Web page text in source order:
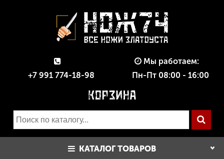
+7 991 774-18-98
Мы работаем:
Пн-Пт 08:00 - 16:00
КАТАЛОГ ТОВАРОВ